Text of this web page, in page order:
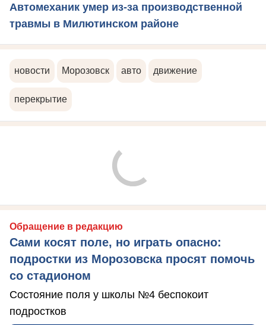
Автомеханик умер из-за производственной
травмы в Милютинском районе
новости Морозовск авто движение
перекрытие
Обращение в редакцию
Сами косят поле, но играть опасно:
подростки из Морозовска просят помочь
со стадионом
Состояние поля у школы №4 беспокоит
подростков